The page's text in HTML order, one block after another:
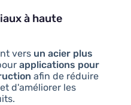
à haute
vers un acier plus
applications pour
afin de réduire
d'améliorer les